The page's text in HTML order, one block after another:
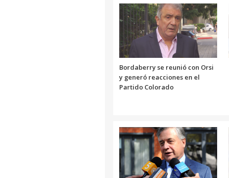
Bordaberry se reunió con Orsi
y generó reacciones en el
Partido Colorado